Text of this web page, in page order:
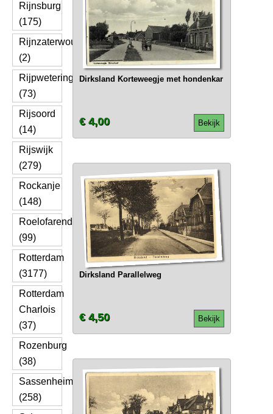
Rijnsburg
(175)
Rijnzaterwoude
(2)
Rijpwetering
(73)
Rijsoord
(14)
Rijswijk
(279)
Rockanje
(148)
Roelofarendsveen
(99)
Rotterdam
(3177)
Rotterdam
Charlois
(37)
Rozenburg
(38)
Sassenheim
(258)
Dirksland Korteweegje met hondenkar
Bekijk
€ 4,00
Dirksland Parallelweg
Bekijk
€ 4,50